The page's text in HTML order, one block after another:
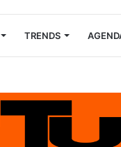
TRENDS